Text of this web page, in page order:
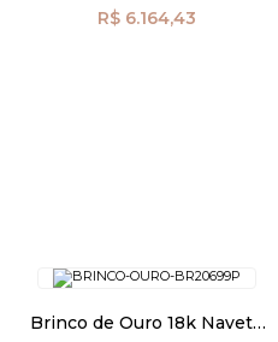
R$ 6.164,43
Brinco de Ouro 18k Navete